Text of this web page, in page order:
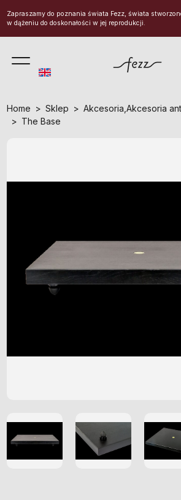
Zapraszamy do poznania świata Fezz, świata
w dążeniu do doskonałości w jej reprodukcji.
Home Sklep Akcesoria Akcesoria
The Base